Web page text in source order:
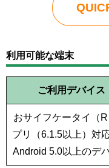
利用可能な端末
ご利用デバイス
おサイフケータイ（
プリ（6.1.5以上）対
Android 5.0以上のデ